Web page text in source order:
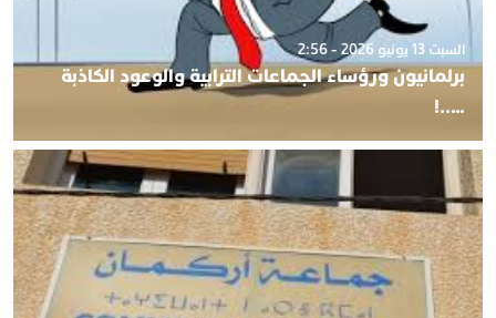
السبت 13 يونيو 2026 - 2:56
برلمانيون ورؤساء الجماعات الترابية والوعود الكاذبة
…..!